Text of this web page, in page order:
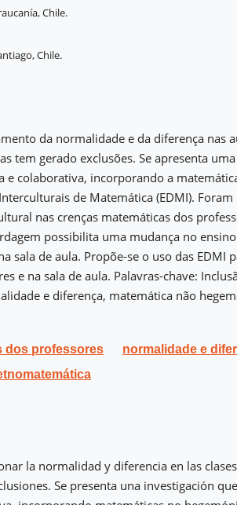
Chile.
Chile.
da normalidade e da diferença nas
tem gerado exclusões. Se apresenta
colaborativa, incorporando a
de Matemática (EDMI). Foram
nas crenças matemáticas dos
possibilita uma mudança no
sala de aula. Propõe-se o uso das EDMI
e na sala de aula. Palavras-chave:
e diferença, matemática não
dos professores
normalidade e
la normalidad y diferencia en las
Se presenta una investigación